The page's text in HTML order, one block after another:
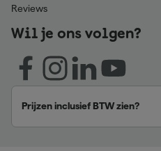
Reviews
Wil je ons volgen?
Prijzen inclusief BTW zien?